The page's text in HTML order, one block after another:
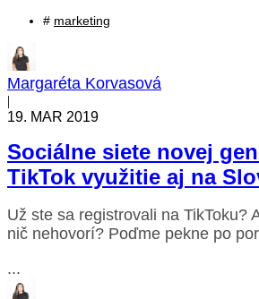
# marketing
Margaréta Korvasová
|
19. MAR 2019
Sociálne siete novej
TikTok využitie aj na
Už ste sa registrovali na TikToku?
nič nehovorí? Poďme pekne po
...